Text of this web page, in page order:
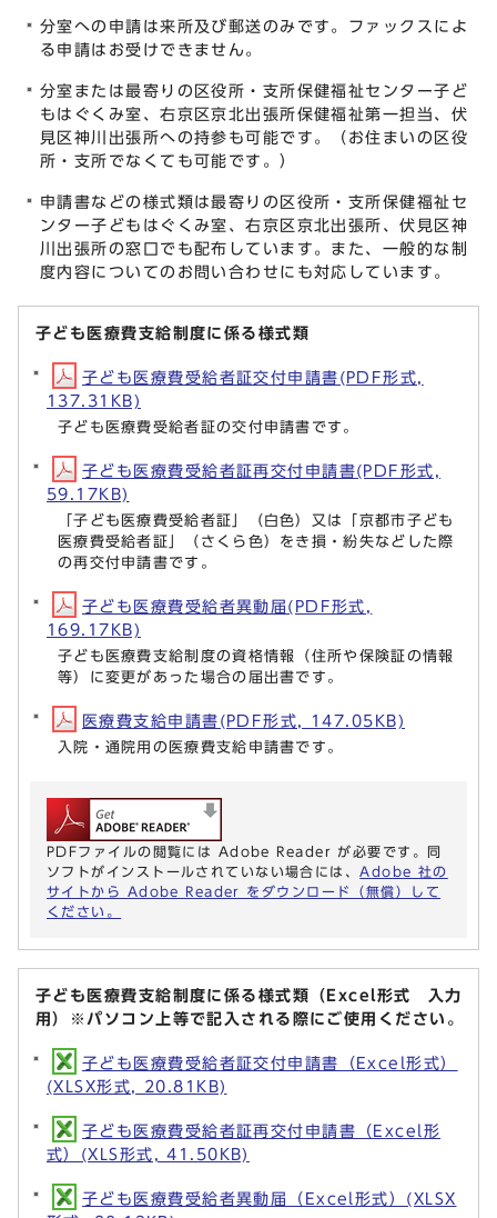
分室への申請は来所及び郵送のみです。ファックスによ
る申請はお受けできません。
分室または最寄りの区役所・支所保健福祉センター子ど
もはぐくみ室、右京区京北出張所保健福祉第一担当、伏
見区神川出張所への持参も可能です。（お住まいの区役
所・支所でなくても可能です。）
申請書などの様式類は最寄りの区役所・支所保健福祉セ
ンター子どもはぐくみ室、右京区京北出張所、伏見区神
川出張所の窓口でも配布しています。また、一般的な制
度内容についてのお問い合わせにも対応しています。
子ども医療費支給制度に係る様式類
子ども医療費受給者証交付申請書(PDF形式,
137.31KB)
子ども医療費受給者証の交付申請書です。
子ども医療費受給者証再交付申請書(PDF形式,
59.17KB)
「子ども医療費受給者証」（白色）又は「京都市子ども
医療費受給者証」（さくら色）をき損・紛失などした際
の再交付申請書です。
子ども医療費受給者異動届(PDF形式,
169.17KB)
子ども医療費支給制度の資格情報（住所や保険証の情報
等）に変更があった場合の届出書です。
医療費支給申請書(PDF形式, 147.05KB)
入院・通院用の医療費支給申請書です。
PDFファイルの閲覧には Adobe Reader が必要です。同
ソフトがインストールされていない場合には、 Adobe 社の
サイトから Adobe Reader をダウンロード（無償）して
ください。
子ども医療費支給制度に係る様式類（Excel形式 入力
用）※パソコン上等で記入される際にご使用ください。
子ども医療費受給者証交付申請書（Excel形式）
(XLSX形式, 20.81KB)
子ども医療費受給者証再交付申請書（Excel形
式）(XLS形式, 41.50KB)
子ども医療費受給者異動届（Excel形式）(XLSX